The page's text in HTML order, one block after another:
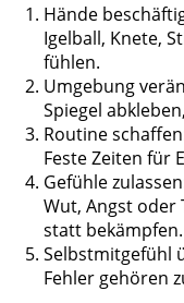
Hände
Igelball, Knete,
fühlen.
Umgebung
Spiegel
Routine
Feste Zeiten für
Gefühle
Wut, Angst
statt bekämpfen.
Selbstmitgefühl
Fehler gehören